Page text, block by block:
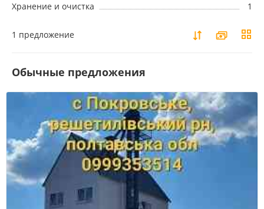
Хранение и очистка 1
1 предложение
Обычные предложения